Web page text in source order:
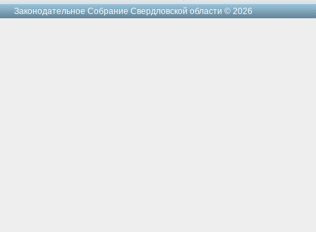
Законодательное Cобрание Свердловской области © 2026